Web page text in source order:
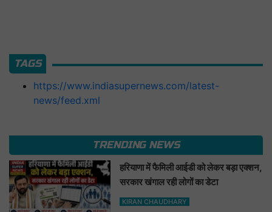
TAGS
https://www.indiasupernews.com/latest-
news/feed.xml
TRENDING NEWS
हरियाणा में फैमिली आईडी को लेकर बड़ा एक्शन,
सरकार खंगाल रही लोगों का डेटा
KIRAN CHAUDHARY